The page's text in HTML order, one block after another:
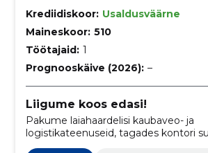
Krediidiskoor: Usaldusväärne
Maineskoor: 510
Töötajaid: 1
Prognooskäive (2026): –
Liigume koos edasi!
Pakume laiahaardelisi kaubaveo- ja
logistikateenuseid, tagades kontori
ümberpaigutamise ja kaubakäitluse.